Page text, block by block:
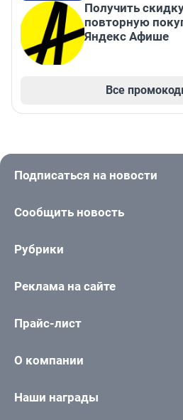
Получить
повторную
Яндекс Афише
Все
Подписаться на новости
Сообщить новость
Рубрики
Реклама на сайте
Прайс-лист
О компании
Наши награды